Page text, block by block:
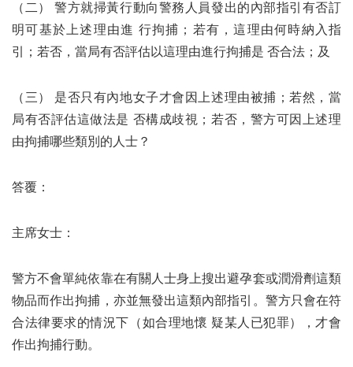
（二） 警方就掃黃行動向警務人員發出的內部指引有否訂
明可基於上述理由進 行拘捕；若有，這理由何時納入指
引；若否，當局有否評估以這理由進行拘捕是 否合法；及
（三） 是否只有內地女子才會因上述理由被捕；若然，當
局有否評估這做法是 否構成歧視；若否，警方可因上述理
由拘捕哪些類別的人士？
答覆：
主席女士：
警方不會單純依靠在有關人士身上搜出避孕套或潤滑劑這類
物品而作出拘捕，亦並無發出這類內部指引。警方只會在符
合法律要求的情況下（如合理地懷 疑某人已犯罪），才會
作出拘捕行動。